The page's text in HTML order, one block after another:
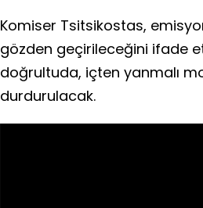
Komiser Tsitsikostas,
gözden geçirileceğini ifade
doğrultuda, içten yanmalı
durdurulacak.